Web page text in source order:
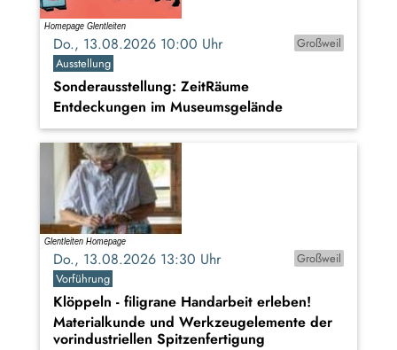
Do., 13.08.2026 10:00 Uhr
Großweil
Ausstellung
Sonderausstellung: ZeitRäume
Entdeckungen im Museumsgelände
Do., 13.08.2026 13:30 Uhr
Großweil
Vorführung
Klöppeln - filigrane Handarbeit erleben!
Materialkunde und Werkzeugelemente der
vorindustriellen Spitzenfertigung